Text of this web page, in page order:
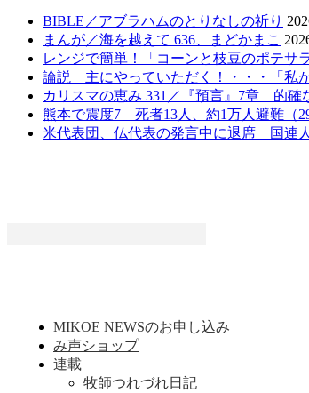
BIBLE／アブラハムのとりなしの祈り
まんが／海を越えて 636、まどかまこ
レンジで簡単！「コーンと枝豆のポテサ
論説 主にやっていただく！・・・「私
カリスマの恵み 331／『預言』7章 的確
熊本で震度7 死者13人、約1万人避難（
米代表団、仏代表の発言中に退席 国連
MIKOE NEWSのお申し込み
み声ショップ
連載
牧師つれづれ日記